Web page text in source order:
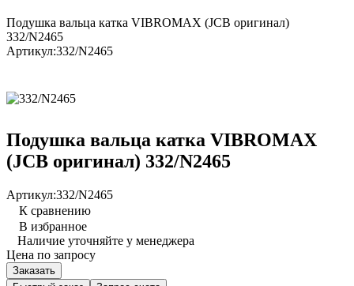
Подушка вальца катка VIBROMAX (JCB оригинал)
332/N2465
Артикул:332/N2465
Подушка вальца катка VIBROMAX
(JCB оригинал) 332/N2465
Артикул:332/N2465
К сравнению
В избранное
Наличие уточняйте у менеджера
Цена по запросу
Заказать